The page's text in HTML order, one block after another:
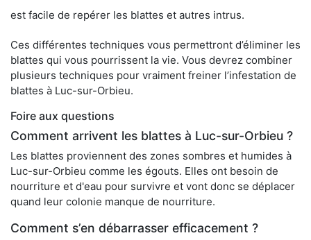
est facile de repérer les blattes et autres intrus.
Ces différentes techniques vous permettront d’éliminer les
blattes qui vous pourrissent la vie. Vous devrez combiner
plusieurs techniques pour vraiment freiner l’infestation de
blattes à Luc-sur-Orbieu.
Foire aux questions
Comment arrivent les blattes à Luc-sur-Orbieu ?
Les blattes proviennent des zones sombres et humides à
Luc-sur-Orbieu comme les égouts. Elles ont besoin de
nourriture et d'eau pour survivre et vont donc se déplacer
quand leur colonie manque de nourriture.
Comment s’en débarrasser efficacement ?